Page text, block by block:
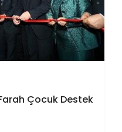
Çocuk Destek